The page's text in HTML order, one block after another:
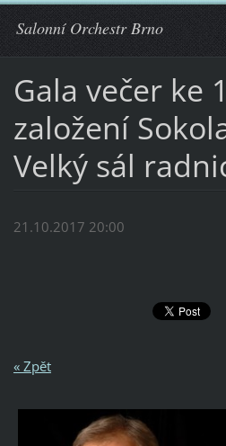
Salonní Orchestr Brno
Gala večer ke
založení
Velký sál
21.10.2017 20:00
« Zpět